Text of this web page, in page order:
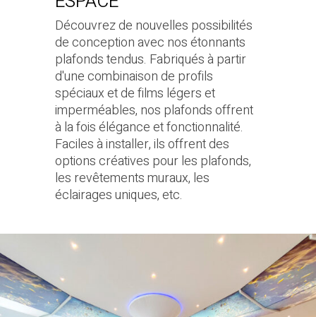
Découvrez de nouvelles possibilités
de conception avec nos étonnants
plafonds tendus. Fabriqués à partir
d'une combinaison de profils
spéciaux et de films légers et
imperméables, nos plafonds offrent
à la fois élégance et fonctionnalité.
Faciles à installer, ils offrent des
options créatives pour les plafonds,
les revêtements muraux, les
éclairages uniques, etc.